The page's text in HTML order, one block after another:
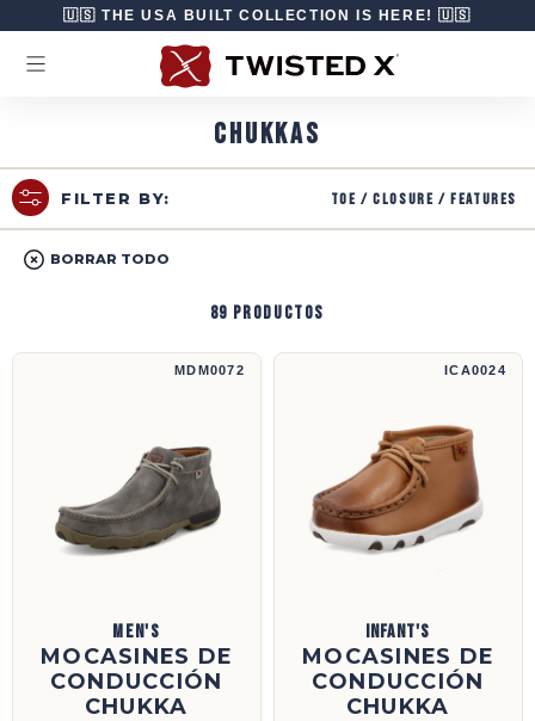
Ir directamente al contenido
🇺🇸 THE USA BUILT COLLECTION IS HERE! 🇺🇸
CHUKKAS
FILTER BY: Toe / Closure / Features
BORRAR TODO
89 productos
Mocasines de conducción Chukka | MDM0072
MDM0072
MEN'S
MOCASINES DE
CONDUCCIÓN
CHUKKA
Mocasines de conducción Chukka | ICA0024
ICA0024
INFANT'S
MOCASINES DE
CONDUCCIÓN
CHUKKA